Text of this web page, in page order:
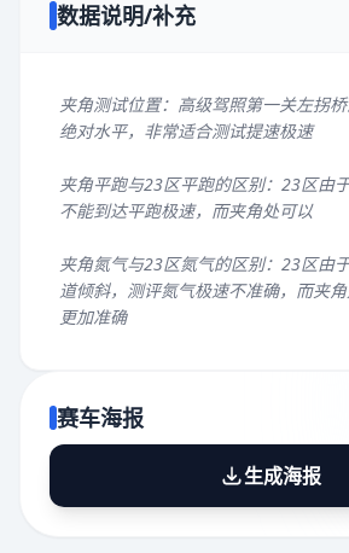
数据说明/补充
夹角测试位置：高级驾照第一关左拐
绝对水平，非常适合测试提速极速
夹角平跑与23区平跑的区别：23区由
不能到达平跑极速，而夹角处可以
夹角氮气与23区氮气的区别：23区由
道倾斜，测评氮气极速不准确，而夹
更加准确
赛车海报
生成海报